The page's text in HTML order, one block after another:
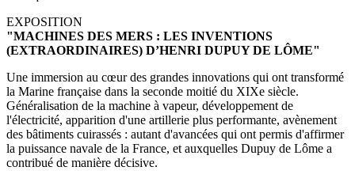
EXPOSITION
"MACHINES DES MERS : LES INVENTIONS
(EXTRAORDINAIRES) D’HENRI DUPUY DE LÔME"
Une immersion au cœur des grandes innovations qui ont transformé
la Marine française dans la seconde moitié du XIXe siècle.
Généralisation de la machine à vapeur, développement de
l'électricité, apparition d'une artillerie plus performante, avènement
des bâtiments cuirassés : autant d'avancées qui ont permis d'affirmer
la puissance navale de la France, et auxquelles Dupuy de Lôme a
contribué de manière décisive.